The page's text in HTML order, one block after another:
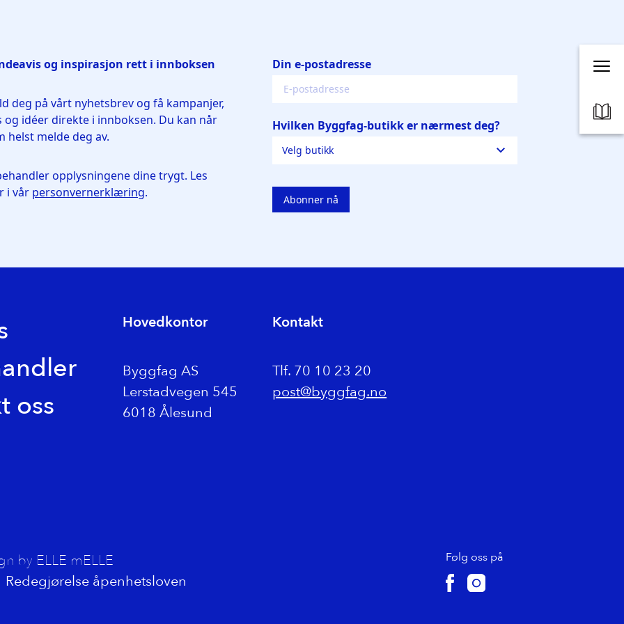
oss
Hovedkontor
Byggfag AS
Lerstadvegen 545
6018 Ålesund
Kontakt
Tlf. 70 10 23 20
post@byggfag.no
Følg oss på
Redegjørelse åpenhetsloven
by ELLE mELLE